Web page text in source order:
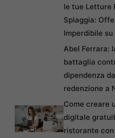
le tue Letture
Spiaggia:
Imperdibile su
Abel Ferrara:
battaglia
dipendenza
redenzione a
Come creare
digitale
ristorante con